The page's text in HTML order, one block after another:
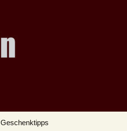
Geschenktipps